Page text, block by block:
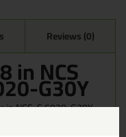
Reviews (0)
in NCS
G30Y
in NCS-S 6020-G30Y
huis.